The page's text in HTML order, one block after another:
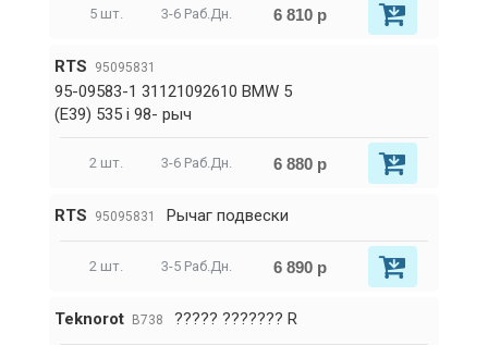
5 шт. 3-6 Раб.Дн. 6 810 р
RTS 95095831
95-09583-1 31121092610 BMW 5
(E39) 535 i 98- рыч
2 шт. 3-6 Раб.Дн. 6 880 р
RTS 95095831 Рычаг подвески
2 шт. 3-5 Раб.Дн. 6 890 р
Teknorot B738 ????? ??????? R